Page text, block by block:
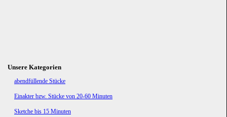
Unsere Kategorien
Navigation
abendfüllende Stücke
Einakter bzw. Stücke von 20-60 Minuten
Sketche bis 15 Minuten